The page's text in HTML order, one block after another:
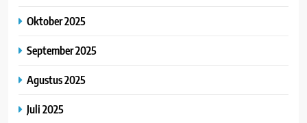
Oktober 2025
September 2025
Agustus 2025
Juli 2025